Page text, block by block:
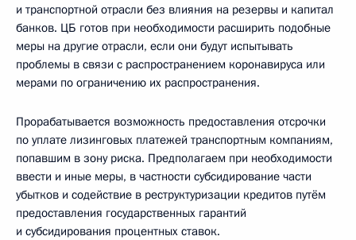
и транспортной отрасли без влияния на резервы и капитал
банков. ЦБ готов при необходимости расширить подобные
меры на другие отрасли, если они будут испытывать
проблемы в связи с распространением коронавируса или
мерами по ограничению их распространения.
Прорабатывается возможность предоставления отсрочки
по уплате лизинговых платежей транспортным компаниям,
попавшим в зону риска. Предполагаем при необходимости
ввести и иные меры, в частности субсидирование части
убытков и содействие в реструктуризации кредитов путём
предоставления государственных гарантий
и субсидирования процентных ставок.